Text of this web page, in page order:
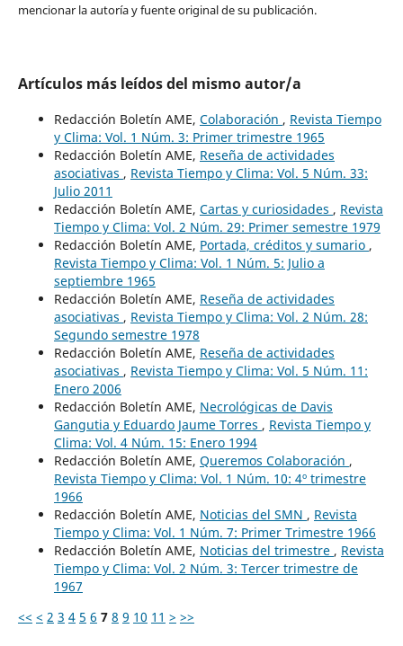
mencionar la autoría y fuente original de su publicación.
Artículos más leídos del mismo autor/a
Redacción Boletín AME, Colaboración , Revista Tiempo
y Clima: Vol. 1 Núm. 3: Primer trimestre 1965
Redacción Boletín AME, Reseña de actividades
asociativas , Revista Tiempo y Clima: Vol. 5 Núm. 33:
Julio 2011
Redacción Boletín AME, Cartas y curiosidades , Revista
Tiempo y Clima: Vol. 2 Núm. 29: Primer semestre 1979
Redacción Boletín AME, Portada, créditos y sumario ,
Revista Tiempo y Clima: Vol. 1 Núm. 5: Julio a
septiembre 1965
Redacción Boletín AME, Reseña de actividades
asociativas , Revista Tiempo y Clima: Vol. 2 Núm. 28:
Segundo semestre 1978
Redacción Boletín AME, Reseña de actividades
asociativas , Revista Tiempo y Clima: Vol. 5 Núm. 11:
Enero 2006
Redacción Boletín AME, Necrológicas de Davis
Gangutia y Eduardo Jaume Torres , Revista Tiempo y
Clima: Vol. 4 Núm. 15: Enero 1994
Redacción Boletín AME, Queremos Colaboración ,
Revista Tiempo y Clima: Vol. 1 Núm. 10: 4º trimestre
1966
Redacción Boletín AME, Noticias del SMN , Revista
Tiempo y Clima: Vol. 1 Núm. 7: Primer Trimestre 1966
Redacción Boletín AME, Noticias del trimestre , Revista
Tiempo y Clima: Vol. 2 Núm. 3: Tercer trimestre de
1967
<< < 2 3 4 5 6 7 8 9 10 11 > >>